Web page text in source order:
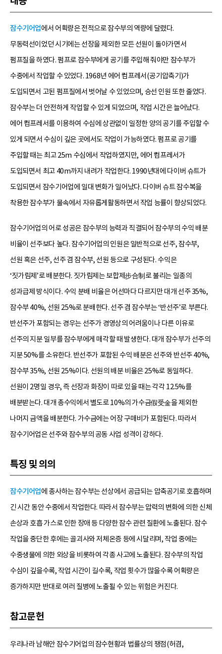
잠수기어업에서 어획량은 전적으로 잠수부의 역량에 달렸다.
무동력선이었던 시기에는 선장을 제외한 모든 선원이 돌아가면서
펌프질을 하였다. 펌프로 잠수부에게 공기를 주입해 줘야만 잠수부가
수중에서 작업할 수 있었다. 1968년 에어 컴프레서(공기압축기)가
도입되면서 고된 펌프질에서 벗어날 수 있었으며, 승선 인원 또한 줄었다.
잠수부는 더 안전하게 작업할 수 있게 되었으며, 작업 시간은 늘어났다.
에어 컴프레서를 이용하여 수심에 상관없이 일정한 양의 공기를 주입할 수
있게 되면서 수심이 깊은 곳에서도 작업이 가능하였다. 펌프로 공기를
주입할 때는 최고 25m 수심에서 작업하였지만, 에어 컴프레서가
도입되면서 최고 40m까지 내려가 작업한다. 1990년대에 다이버 슈트가
도입되면서 잠수기어업에 일대 변화가 일어났다. 다이버 슈트 잠수복을
착용한 잠수부가 물속에서 자유롭게활동하면서 작업 능률이 향상되었다.
잠수기어업의 어로 성공은 잠수부의 능력과 직결되어 잠수부의 수익 배분
비율이 선주보다 높다. 잠수기어업의 인원은 일반적으로 선주, 잠수부,
선원 혹은 선주, 선주 겸 잠수부, 선원 등으로 구성된다. 수익은
‘짓가림제’로 배분한다. 짓가림제는 보합제步合制로 불리는 일종의
성과급제 방식이다. 수익 분배 비율은 어선마다 다르지만 대개 선주 35%,
잠수부 40%, 선원 25%로 분배한다. 선주 겸 잠수부는 ‘반선주’로 부른다.
반선주가 포함되는 경우는 선주가 경영상의 어려움이나 다른 이유로
선주의 지분 일부를 잠수부에게 매각할 때 발생한다. 대개 잠수부가 선주의
지분 50%를 소유한다. 반선주가 포함된 수익 배분은 선주와 반선주 40%,
잠수부 35%, 선원 25%이다. 선원의 배분 비율은 25%로 동일하다.
선원이 2명일 경우, 즉 선장과 화장이 따로 있을 때는 각각 12.5%를
배분받는다. 대개 총수익에서 별도로 10%의 가수금假受金을 제외한
나머지 금액을 배분한다. 가수금에는 어장 구매비가 포함된다. 따라서
잠수기어업은 선주와 잠수부의 공동 사업 성격이 강하다.
특징 및 의의
잠수기어업에 종사하는 잠수부는 선상에서 공급되는 압축공기로 호흡하며
긴 시간 동안 수중에서 작업한다. 따라서 잠수부는 압력의 변화에 의한 신체
손상과 호흡 가스로 인한 장애 등 다양한 잠수 관련 질환에 노출된다. 잠수
작업을 중단한 후에는 골괴사와 저체온증 등에 시달리며, 작업 중에는
수중생물에 의한 외상을 비롯하여 각종 사고에 노출된다. 잠수부의 작업
수심이 깊을수록, 작업 시간이 길수록, 작업 횟수가 많을수록 어획량은
증가하지만 반대로 여러 질병에 노출될 수 있는 위험은 커진다.
참고문헌
우리나라 남해안 잠수기어업의 잠수현황과 법률상의 쟁점(허겸,